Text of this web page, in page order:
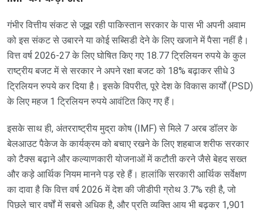
गंभीर वित्तीय संकट से जूझ रही पाकिस्तान सरकार के पास भी अपनी अवाम
को इस संकट से उबारने या कोई सब्सिडी देने के लिए खजाने में पैसा नहीं है।
वित्त वर्ष 2026-27 के लिए घोषित किए गए 18.77 ट्रिलियन रुपये के कुल
राष्ट्रीय बजट में से सरकार ने अपने रक्षा बजट को 18% बढ़ाकर सीधे 3
ट्रिलियन रुपये कर दिया है। इसके विपरीत, पूरे देश के विकास कार्यों (PSD)
के लिए महज 1 ट्रिलियन रुपये आवंटित किए गए हैं।
इसके साथ ही, अंतरराष्ट्रीय मुद्रा कोष (IMF) से मिले 7 अरब डॉलर के
बेलआउट पैकेज के कार्यक्रम को बचाए रखने के लिए शहबाज शरीफ सरकार
को टैक्स बढ़ाने और कल्याणकारी योजनाओं में कटौती करने जैसे बेहद सख्त
और कड़े आर्थिक नियम मानने पड़ रहे हैं। हालांकि सरकारी आर्थिक सर्वेक्षण
का दावा है कि वित्त वर्ष 2026 में देश की जीडीपी ग्रोथ 3.7% रही है, जो
पिछले चार वर्षों में सबसे अधिक है, और प्रति व्यक्ति आय भी बढ़कर 1,901